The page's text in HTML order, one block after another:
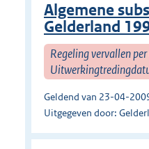
Algemene
Gelderland
Regeling vervallen
Geldend van 23-04-
Uitgegeven door: